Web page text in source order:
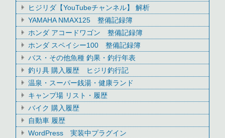
ヒジリダ【YouTubeチャンネル】 解析
YAMAHA NMAX125 整備記録簿
ホンダ アコードワゴン 整備記録簿
ホンダ スペイシー100 整備記録簿
バス・その他魚種 釣果・釣行年表
釣り具 購入履歴 ヒジリ釣行記
温泉・スーパー銭湯・健康ランド
キャンプ場 リスト・履歴
バイク 購入履歴
自動車 履歴
WordPress 実装中プラグイン